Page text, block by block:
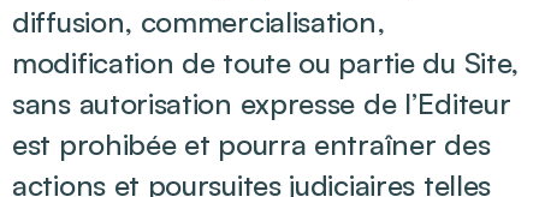
diffusion, commercialisation,
modification de toute ou partie du Site ,
sans autorisation expresse de l’Editeur
est prohibée et pourra entraîner des
actions et poursuites judiciaires telles